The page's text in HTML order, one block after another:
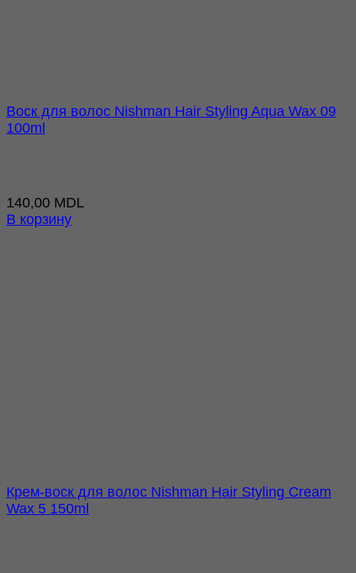
Воск для волос Nishman Hair Styling Aqua Wax 09
100ml
140,00 MDL
В корзину
Крем-воск для волос Nishman Hair Styling Cream
Wax 5 150ml